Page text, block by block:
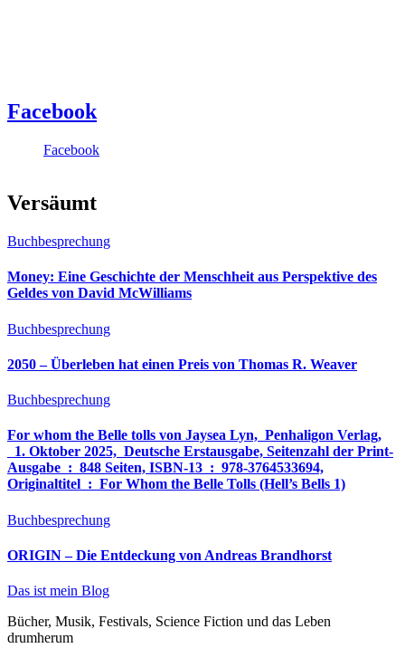
Facebook
Facebook
Versäumt
Buchbesprechung
Money: Eine Geschichte der Menschheit aus Perspektive des
Geldes von David McWilliams
Buchbesprechung
2050 – Überleben hat einen Preis von Thomas R. Weaver
Buchbesprechung
For whom the Belle tolls von Jaysea Lyn, ‎ Penhaligon Verlag,
‎ 1. Oktober 2025, ‎ Deutsche Erstausgabe, Seitenzahl der Print-
Ausgabe ‏ : ‎ 848 Seiten, ISBN-13 ‏ : ‎ 978-3764533694,
Originaltitel ‏ : ‎ For Whom the Belle Tolls (Hell’s Bells 1)
Buchbesprechung
ORIGIN – Die Entdeckung von Andreas Brandhorst
Das ist mein Blog
Bücher, Musik, Festivals, Science Fiction und das Leben
drumherum